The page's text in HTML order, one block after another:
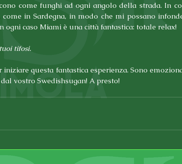
come funghi ad ogni angolo della strada. In
in Sardegna, in modo che mi possano
ogni caso Miami è una città fantastica: totale relax!
tifosi.
questa fantastica esperienza. Sono
vostro Swedishsugan! A presto!